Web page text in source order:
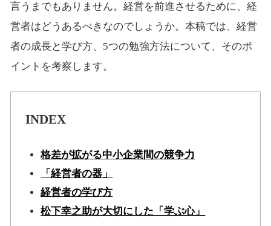
言うまでもありません。経営を前進させるために、経
営者はどうあるべきなのでしょうか。本稿では、経営
者の成長と学び方、5つの勉強方法について、そのポ
イントを考察します。
INDEX
格差が拡がる中小企業間の競争力
「経営者の器」
経営者の学び方
松下幸之助が大切にした「学ぶ心」